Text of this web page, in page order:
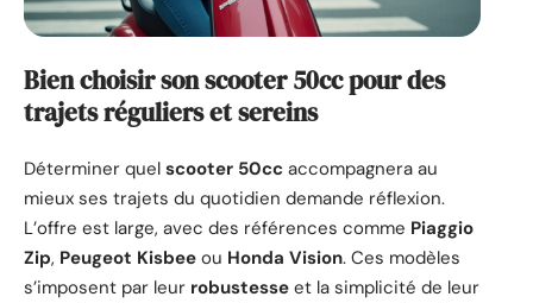
Bien choisir son scooter 50cc pour des
trajets réguliers et sereins
Déterminer quel scooter 50cc accompagnera au
mieux ses trajets du quotidien demande réflexion.
L’offre est large, avec des références comme Piaggio
Zip, Peugeot Kisbee ou Honda Vision. Ces modèles
s’imposent par leur robustesse et la simplicité de leur